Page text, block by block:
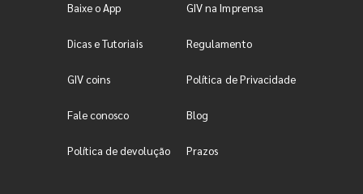
Baixe o App GIV na Imprensa
Dicas e Tutoriais Regulamento
GIV coins Política de Privacidade
Fale conosco Blog
Política de devolução Prazos